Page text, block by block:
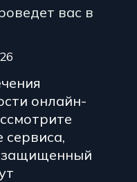
вас в
онлайн-
сервиса,
защищенный